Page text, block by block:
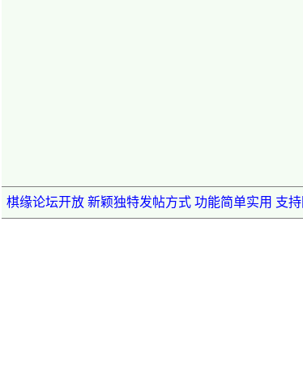
棋缘论坛开放 新颖独特发帖方式 功能简单实用 支